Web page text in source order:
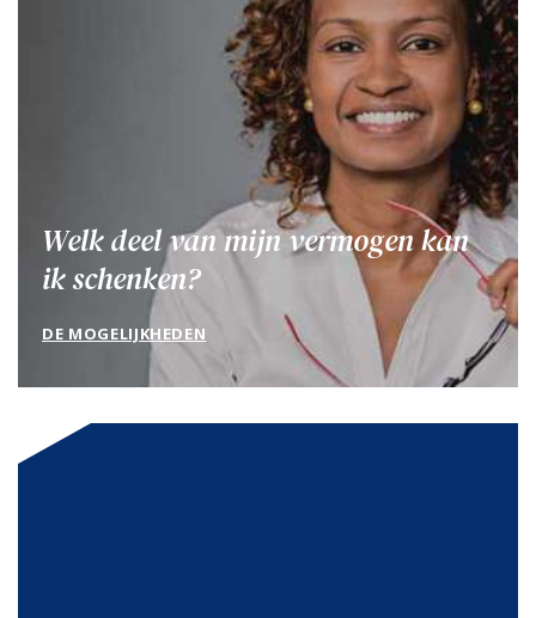
Welk deel van mijn vermogen kan
ik schenken?
DE MOGELIJKHEDEN